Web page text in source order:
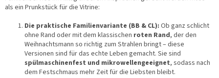
als ein Prunkstück für die Vitrine:
Die praktische Familienvariante (BB & CL): Ob ganz schlicht
ohne Rand oder mit dem klassischen roten Rand, der den
Weihnachtsmann so richtig zum Strahlen bringt – diese
Versionen sind für das echte Leben gemacht. Sie sind
spülmaschinenfest und mikrowellengeeignet, sodass nach
dem Festschmaus mehr Zeit für die Liebsten bleibt.